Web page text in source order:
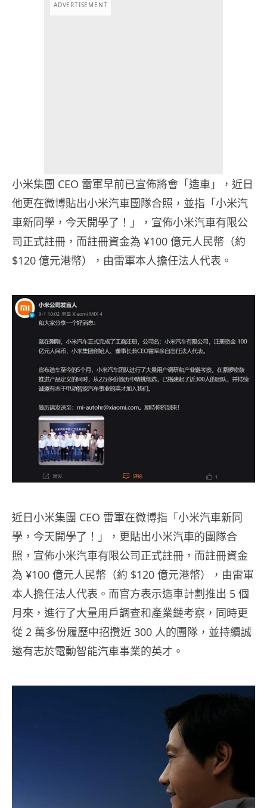
ADVERTISEMENT
小米集團 CEO 雷軍早前已宣佈將會「造車」，近日
他更在微博貼出小米汽車團隊合照，並指「小米汽
車新同學，今天開學了！」，宣佈小米汽車有限公
司正式註冊，而註冊資金為 ¥100 億元人民幣（約
$120 億元港幣），由雷軍本人擔任法人代表。
近日小米集團 CEO 雷軍在微博指「小米汽車新同
學，今天開學了！」，更貼出小米汽車的團隊合
照，宣佈小米汽車有限公司正式註冊，而註冊資金
為 ¥100 億元人民幣（約 $120 億元港幣），由雷軍
本人擔任法人代表。而官方表示造車計劃推出 5 個
月來，進行了大量用戶調查和產業鏈考察，同時更
從 2 萬多份履歷中招攬近 300 人的團隊，並持續誠
邀有志於電動智能汽車事業的英才。